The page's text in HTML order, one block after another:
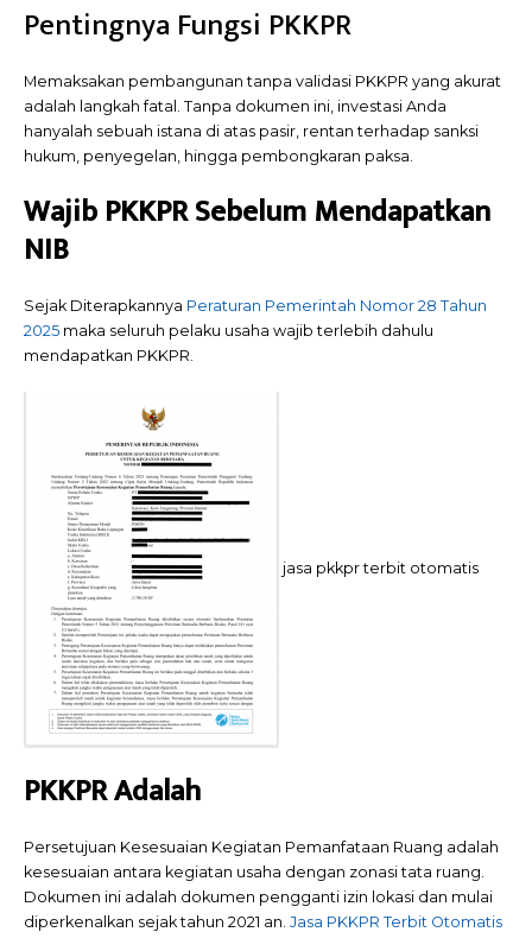
Pentingnya Fungsi PKKPR
Memaksakan pembangunan tanpa validasi PKKPR yang akurat
adalah langkah fatal. Tanpa dokumen ini, investasi Anda
hanyalah sebuah istana di atas pasir, rentan terhadap sanksi
hukum, penyegelan, hingga pembongkaran paksa.
Wajib PKKPR Sebelum Mendapatkan
NIB
Sejak Diterapkannya Peraturan Pemerintah Nomor 28 Tahun
2025 maka seluruh pelaku usaha wajib terlebih dahulu
mendapatkan PKKPR.
jasa pkkpr terbit otomatis
PKKPR Adalah
Persetujuan Kesesuaian Kegiatan Pemanfataan Ruang adalah
kesesuaian antara kegiatan usaha dengan zonasi tata ruang.
Dokumen ini adalah dokumen pengganti izin lokasi dan mulai
diperkenalkan sejak tahun 2021 an. Jasa PKKPR Terbit Otomatis